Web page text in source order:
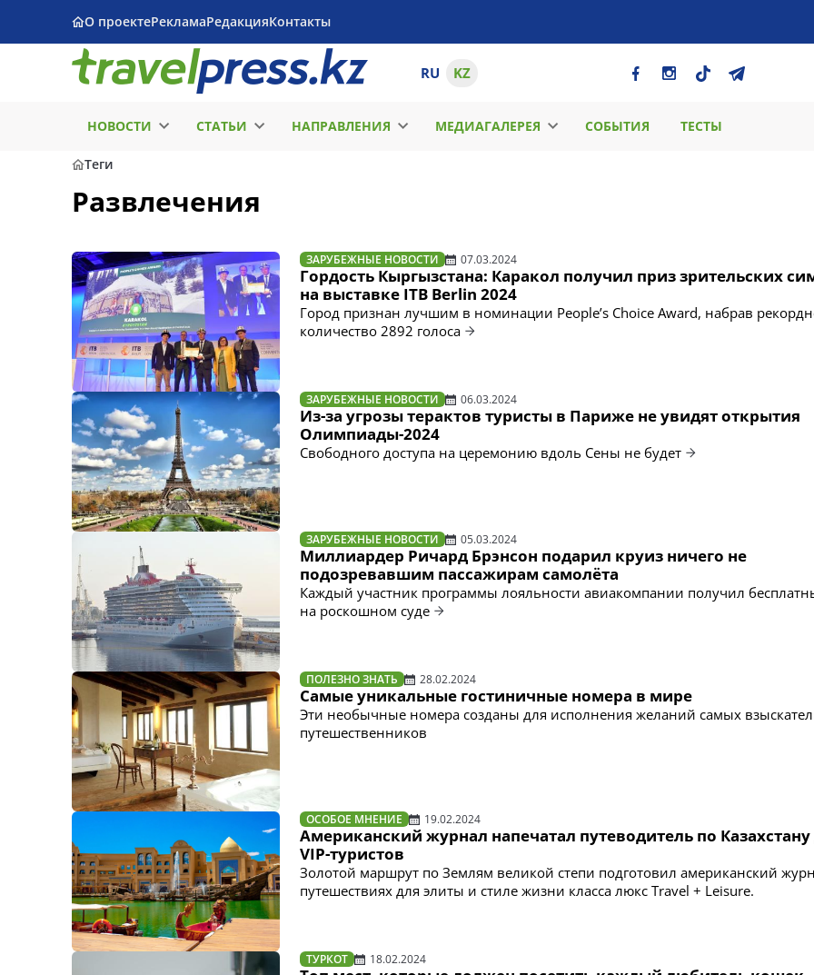
О проектеРекламаРедакцияКонтакты
RU KZ
НОВОСТИ СТАТЬИ НАПРАВЛЕНИЯ МЕДИАГАЛЕРЕЯ СОБЫТИЯ ТЕСТЫ
Теги
Развлечения
ЗАРУБЕЖНЫЕ НОВОСТИ 07.03.2024
Гордость Кыргызстана: Каракол получил приз зрительских
на выставке ITB Berlin 2024
Город признан лучшим в номинации People’s Choice Award, набрав
количество 2892 голоса
ЗАРУБЕЖНЫЕ НОВОСТИ 06.03.2024
Из-за угрозы терактов туристы в Париже не увидят открытия
Олимпиады-2024
Свободного доступа на церемонию вдоль Сены не будет
ЗАРУБЕЖНЫЕ НОВОСТИ 05.03.2024
Миллиардер Ричард Брэнсон подарил круиз ничего не
подозревавшим пассажирам самолёта
Каждый участник программы лояльности авиакомпании получил
на роскошном суде
ПОЛЕЗНО ЗНАТЬ 28.02.2024
Самые уникальные гостиничные номера в мире
Эти необычные номера созданы для исполнения желаний самых
путешественников
ОСОБОЕ МНЕНИЕ 19.02.2024
Американский журнал напечатал путеводитель по Казахстану
VIP-туристов
Золотой маршрут по Землям великой степи подготовил американский
путешествиях для элиты и стиле жизни класса люкс Travel + Leisure.
ТУРКОТ 18.02.2024